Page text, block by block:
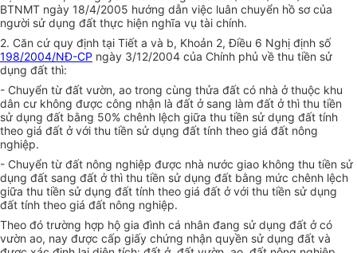
BTNMT ngày 18/4/2005 hướng dẫn việc luân chuyển hồ sơ của
người sử dụng đất thực hiện nghĩa vụ tài chính.
2. Căn cứ quy định tại Tiết a và b, Khoản 2, Điều 6 Nghị định số
198/2004/NĐ-CP ngày 3/12/2004 của Chính phủ về thu tiền sử
dụng đất thì:
- Chuyển từ đất vườn, ao trong cùng thửa đất có nhà ở thuộc khu
dân cư không được công nhận là đất ở sang làm đất ở thì thu tiền
sử dụng đất bằng 50% chênh lệch giữa thu tiền sử dụng đất tính
theo giá đất ở với thu tiền sử dụng đất tính theo giá đất nông
nghiệp.
- Chuyển từ đất nông nghiệp được nhà nước giao không thu tiền sử
dụng đất sang đất ở thì thu tiền sử dụng đất bằng mức chênh lệch
giữa thu tiền sử dụng đất tính theo giá đất ở với thu tiền sử dụng
đất tính theo giá đất nông nghiệp.
Theo đó trường hợp hộ gia đình cá nhân đang sử dụng đất ở có
vườn ao, nay được cấp giấy chứng nhận quyền sử dụng đất và